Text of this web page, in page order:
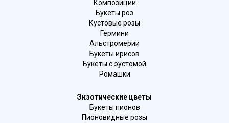
Композиции
Букеты роз
Кустовые розы
Гермини
Альстромерии
Букеты ирисов
Букеты с эустомой
Ромашки
Экзотические цветы
Букеты пионов
Пионовидные розы